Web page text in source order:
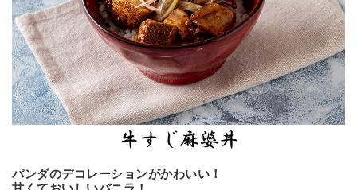
パンダのデコレーションがかわいい！